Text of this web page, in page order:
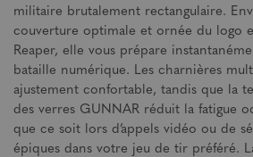
militaire brutalement rectangulaire.
couverture optimale et ornée du logo
Reaper, elle vous prépare
bataille numérique. Les charnières
ajustement confortable, tandis que la
des verres GUNNAR réduit la fatigue
que ce soit lors d’appels vidéo ou de
épiques dans votre jeu de tir préféré.